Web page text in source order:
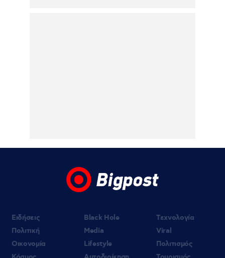
Ειδήσεις
Πολιτική
Οικονομία
Black Hole
Media
Lifestyle
Τεχνολογία
Viral
Πολιτισμός